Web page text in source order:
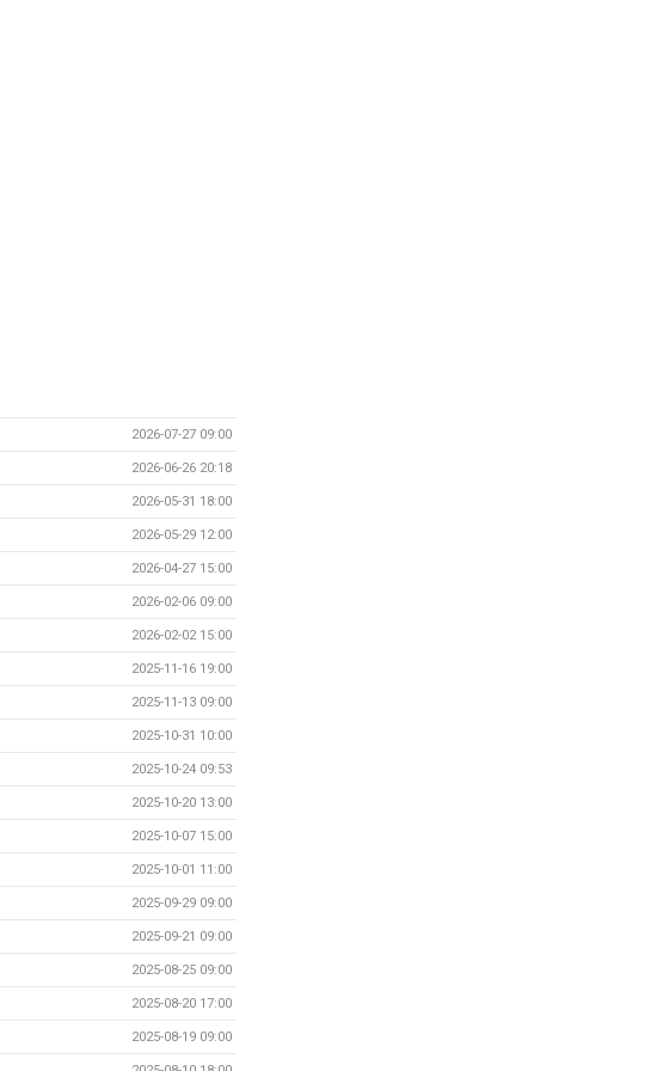
2026-07-27 09:00
2026-06-26 20:18
2026-05-31 18:00
2026-05-29 12:00
2026-04-27 15:00
2026-02-06 09:00
2026-02-02 15:00
2025-11-16 19:00
2025-11-13 09:00
2025-10-31 10:00
2025-10-24 09:53
2025-10-20 13:00
2025-10-07 15:00
2025-10-01 11:00
2025-09-29 09:00
2025-09-21 09:00
2025-08-25 09:00
2025-08-20 17:00
2025-08-19 09:00